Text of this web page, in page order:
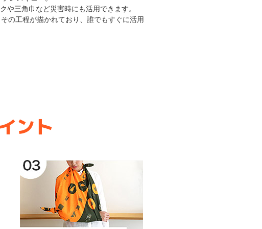
や三角巾など災害時にも活用できます。
の工程が描かれており、誰でもすぐに活用
ント